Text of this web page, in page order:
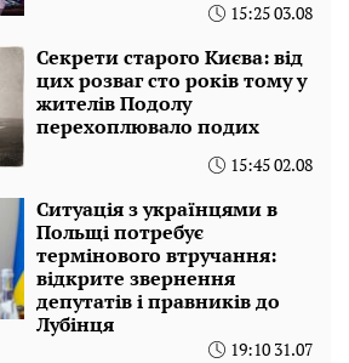
15:25 03.08
Секрети старого Києва: від
цих розваг сто років тому у
жителів Подолу
перехоплювало подих
15:45 02.08
Ситуація з українцями в
Польщі потребує
термінового втручання:
відкрите звернення
депутатів і правників до
Лубінця
19:10 31.07